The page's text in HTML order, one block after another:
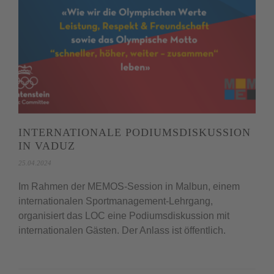
INTERNATIONALE PODIUMSDISKUSSION
IN VADUZ
25.04.2024
Im Rahmen der MEMOS-Session in Malbun, einem
internationalen Sportmanagement-Lehrgang,
organisiert das LOC eine Podiumsdiskussion mit
internationalen Gästen. Der Anlass ist öffentlich.